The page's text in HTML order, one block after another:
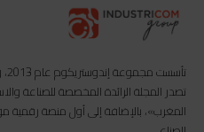
تصدر المجلة الرائدة المخصصة للصناعة
المغرب»، بالإضافة إلى أول منصة رقمية